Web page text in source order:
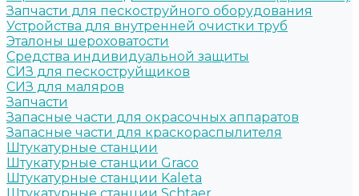
Запчасти для пескоструйного оборудования
Устройства для внутренней очистки труб
Эталоны шероховатости
Средства индивидуальной защиты
СИЗ для пескоструйщиков
СИЗ для маляров
Запчасти
Запасные части для окрасочных аппаратов
Запасные части для краскораспылителя
Штукатурные станции
Штукатурные станции Graco
Штукатурные станции Kaleta
Штукатурные станции Schtaer